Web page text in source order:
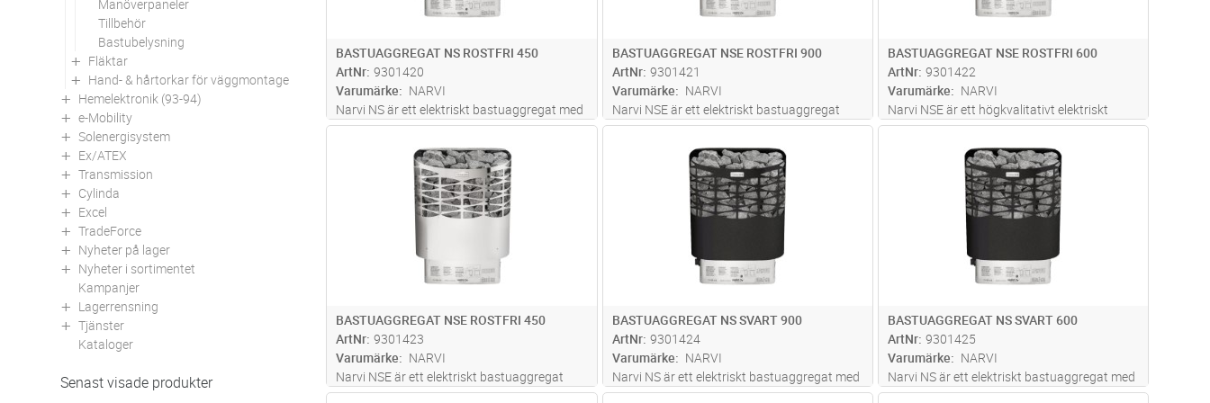
Manöverpaneler
Tillbehör
Bastubelysning
Fläktar
Hand- & hårtorkar för väggmontage
Hemelektronik (93-94)
e-Mobility
Solenergisystem
Ex/ATEX
Transmission
Cylinda
Excel
TradeForce
Nyheter på lager
Nyheter i sortimentet
Kampanjer
Lagerrensning
Tjänster
Kataloger
Senast visade produkter
BASTUAGGREGAT NS ROSTFRI 450
ArtNr 9301420
Varumärke
NARVI
Narvi NS är ett elektriskt bastuaggregat med
stor stenyta som enkelt monteras fast i
bastuväggen. Bastuaggregatet är tillverkat
av högklassiga material och har ett stort
stenmagasin som producerar ut
BASTUAGGREGAT NSE ROSTFRI 900
ArtNr 9301421
Varumärke
NARVI
Narvi NSE är ett elektriskt bastuaggregat
med stor stenyta som enkelt monteras fast i
bastuväggen. Bastuaggregatet är tillverkat
av högklassiga material och producerar tack
vare sitt stora stenmagasi...läs mer
BASTUAGGREGAT NSE ROSTFRI 600
ArtNr 9301422
Varumärke
NARVI
Narvi NSE är ett högkvalitativt elektriskt
bastuaggregat med stor stenyta som enkelt
kan monteras fast i bastuväggen. Tillverkat
av högklassiga material, erbjuder detta
bastuaggregat ett stort stenma
Lägg i kundvagn
BASTUAGGREGAT NSE ROSTFRI 450
ArtNr 9301423
Varumärke
NARVI
Narvi NSE är ett elektriskt bastuaggregat
med generös stenyta, enkelt monterbart på
Lägg i kundvagn
BASTUAGGREGAT NS SVART 900
ArtNr 9301424
Varumärke
NARVI
Narvi NS är ett elektriskt bastuaggregat med
stor stenyta som enkelt kan monteras fast i
Lägg i kundvagn
BASTUAGGREGAT NS SVART 600
ArtNr 9301425
Varumärke
NARVI
Narvi NS är ett elektriskt bastuaggregat med
generös stenyta som enkelt monteras på